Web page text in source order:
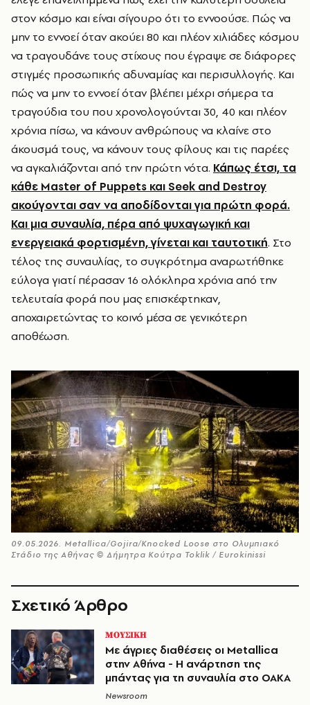
στον κόσμο και είναι σίγουρο ότι το εννοούσε. Πώς να
μην το εννοεί όταν ακούει 80 και πλέον χιλιάδες κόσμου
να τραγουδάνε τους στίχους που έγραψε σε διάφορες
στιγμές προσωπικής αδυναμίας και περισυλλογής. Και
πώς να μην το εννοεί όταν βλέπει μέχρι σήμερα τα
τραγούδια του που χρονολογούνται 30, 40 και πλέον
χρόνια πίσω, να κάνουν ανθρώπους να κλαίνε στο
άκουσμά τους, να κάνουν τους φίλους και τις παρέες
να αγκαλιάζονται από την πρώτη νότα. Κάπως έτσι, τα
κάθε Master of Puppets και Seek and Destroy
ακούγονται σαν να αποδίδονται για πρώτη φορά.
Και μια συναυλία, πέρα από ψυχαγωγική και
ενεργειακά φορτισμένη, γίνεται και ταυτοτική. Στο
τέλος της συναυλίας, το συγκρότημα αναρωτήθηκε
εύλογα γιατί πέρασαν 16 ολόκληρα χρόνια από την
τελευταία φορά που μας επισκέφτηκαν,
αποχαιρετώντας το κοινό μέσα σε γενικότερη
αποθέωση.
09.05.2026. Metallica/Gojira/Knocked Loose στο Ολυμπιακό
Στάδιο της Αθήνας © Δήμητρα Κούτρα Toklik / Eurokinissi
Σχετικό Άρθρο
ΜΟΥΣΙΚΗ
Με άγριες διαθέσεις οι Metallica
στην Αθήνα - Η ανάρτηση της
μπάντας για τη συναυλία στο ΟΑΚΑ
Newsroom